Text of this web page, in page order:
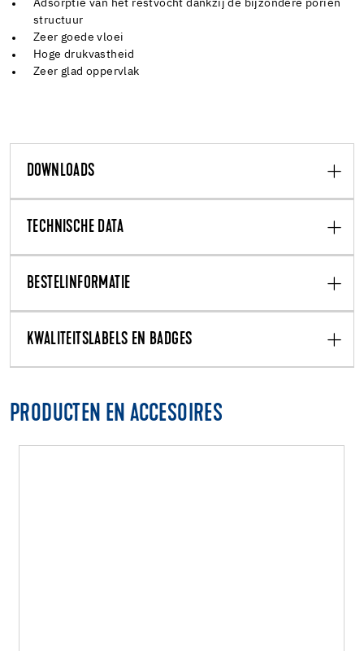
Adsorptie van het restvocht dankzij de bijzondere poriën
structuur
Zeer goede vloei
Hoge drukvastheid
Zeer glad oppervlak
DOWNLOADS
TECHNISCHE DATA
BESTELINFORMATIE
KWALITEITSLABELS EN BADGES
PRODUCTEN EN ACCESOIRES